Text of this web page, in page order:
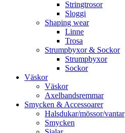
Stringtrosor
Sloggi
Shaping wear
Linne
Trosa
Strumpbyxor & Sockor
Strumpbyxor
Sockor
Väskor
Väskor
Axelbandsremmar
Smycken & Accessoarer
Halsdukar/mössor/vantar
Smycken